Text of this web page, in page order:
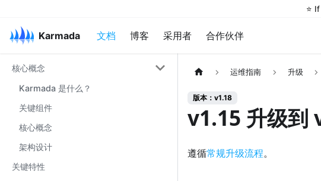
⭐️
Karmada 文档 博客 采用者 合作伙伴
核心概念
Karmada 是什么？
关键组件
核心概念
架构设计
关键特性
运维指南 升级
版本：v1.18
v1.15 升级到
遵循常规升级流程。